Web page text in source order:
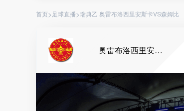
首页> 足球直播>瑞典乙 奥雷布洛西里安斯卡VS森姆比
奥雷布洛西里安斯卡